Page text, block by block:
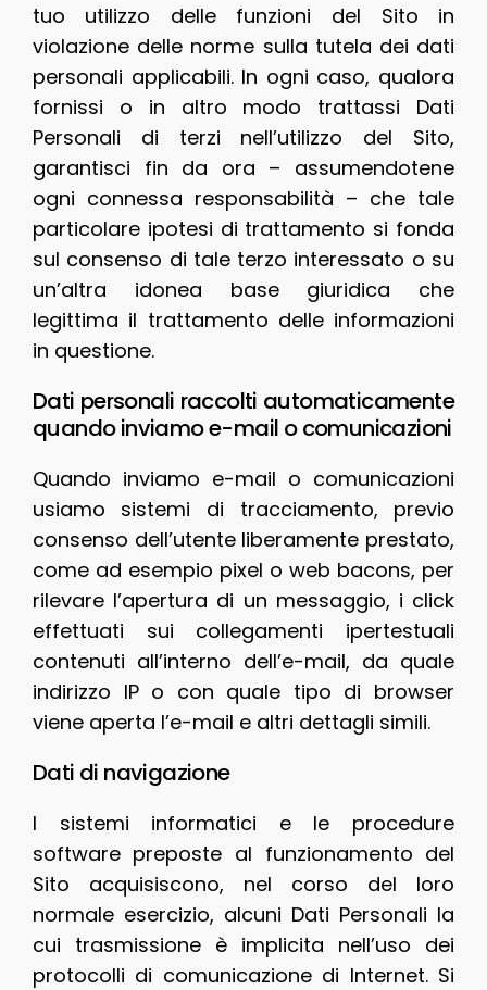
tuo utilizzo delle funzioni del Sito in
violazione delle norme sulla tutela dei dati
personali applicabili. In ogni caso, qualora
fornissi o in altro modo trattassi Dati
Personali di terzi nell’utilizzo del Sito,
garantisci fin da ora – assumendotene
ogni connessa responsabilità – che tale
particolare ipotesi di trattamento si fonda
sul consenso di tale terzo interessato o su
un’altra idonea base giuridica che
legittima il trattamento delle informazioni
in questione.
Dati personali raccolti automaticamente
quando inviamo e-mail o comunicazioni
Quando inviamo e-mail o comunicazioni
usiamo sistemi di tracciamento, previo
consenso dell’utente liberamente prestato,
come ad esempio pixel o web bacons, per
rilevare l’apertura di un messaggio, i click
effettuati sui collegamenti ipertestuali
contenuti all’interno dell’e-mail, da quale
indirizzo IP o con quale tipo di browser
viene aperta l’e-mail e altri dettagli simili.
Dati di navigazione
I sistemi informatici e le procedure
software preposte al funzionamento del
Sito acquisiscono, nel corso del loro
normale esercizio, alcuni Dati Personali la
cui trasmissione è implicita nell’uso dei
protocolli di comunicazione di Internet. Si